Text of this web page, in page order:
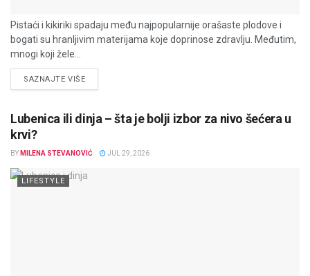
Pistaći i kikiriki spadaju među najpopularnije orašaste plodove i
bogati su hranljivim materijama koje doprinose zdravlju. Međutim,
mnogi koji žele...
SAZNAJTE VIŠEDETAILS
Lubenica ili dinja – šta je bolji izbor za nivo šećera u
krvi?
BY MILENA STEVANOVIĆ JUL 29, 2026
LIFESTYLE